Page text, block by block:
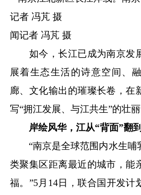
闻记者 冯芃 摄
如今，长江已成为南京发
展着生态生活的诗意空间、
廊、文化输出的璀璨长卷，在
写“拥江发展、与江共生”的壮丽
岸绘风华，江从“背面”翻
“南京是全球范围内水生哺
类聚集区距离最近的城市，能
福。”5月14日，联合国开发计